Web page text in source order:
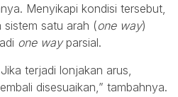
Menyikapi kondisi tersebut,
sistem satu arah (one way)
one wayparsial.
terjadi lonjakan arus,
disesuaikan,” tambahnya.